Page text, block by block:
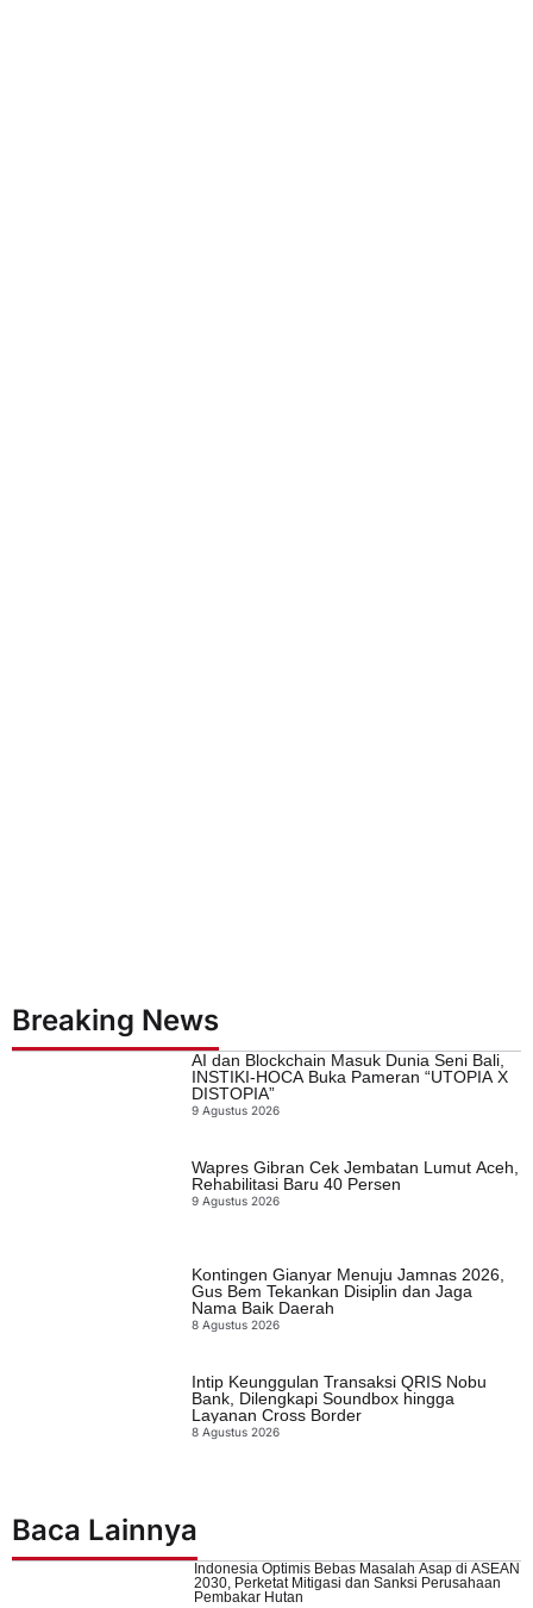
Breaking News
AI dan Blockchain Masuk Dunia Seni Bali,
INSTIKI-HOCA Buka Pameran “UTOPIA X
DISTOPIA”
9 Agustus 2026
Wapres Gibran Cek Jembatan Lumut Aceh,
Rehabilitasi Baru 40 Persen
9 Agustus 2026
Kontingen Gianyar Menuju Jamnas 2026,
Gus Bem Tekankan Disiplin dan Jaga
Nama Baik Daerah
8 Agustus 2026
Intip Keunggulan Transaksi QRIS Nobu
Bank, Dilengkapi Soundbox hingga
Layanan Cross Border
8 Agustus 2026
Baca Lainnya
Indonesia Optimis Bebas Masalah Asap di ASEAN
2030, Perketat Mitigasi dan Sanksi Perusahaan
Pembakar Hutan